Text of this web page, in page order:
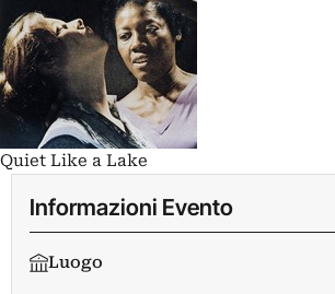
Quiet Like a Lake
Informazioni Evento
Luogo